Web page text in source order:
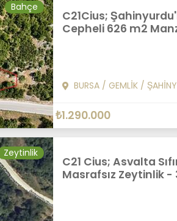
Bahçe
C21Cius;
Cepheli 626 m2
BURSA/ GEMLİK/
₺1.290.000
Zeytinlik
C21 Cius; Asvalta
Masrafsız Zeytinlik -